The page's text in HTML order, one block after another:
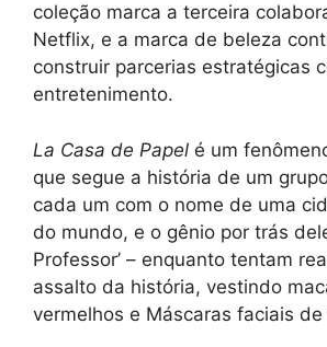
coleção marca a terceira
Netflix, e a marca de beleza
construir parcerias estratégicas
entretenimento.
La Casa de Papel é um
que segue a história de um
cada um com o nome de uma
do mundo, e o gênio por trás
Professor’ – enquanto tentam
assalto da história, vestindo
vermelhos e Máscaras faciais de